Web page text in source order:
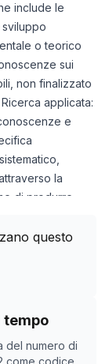
include le
o teorico
sui
non finalizzato
applicata:
e
la
di produrre,
attività di
non
Questa
produzione di
questo
tempo
del numero di
come codice
ATECO
Numero